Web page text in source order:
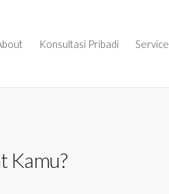
Konsultasi Pribadi Service
Kamu?